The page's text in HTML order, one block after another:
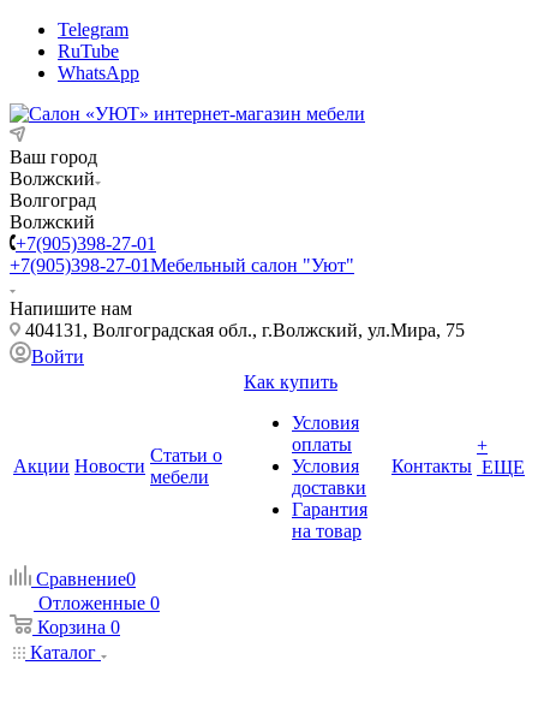
Telegram
RuTube
WhatsApp
Ваш город
Волжский
Волгоград
Волжский
+7(905)398-27-01
+7(905)398-27-01Мебельный салон "Уют"
Напишите нам
404131, Волгоградская обл., г.Волжский, ул.Мира, 75
Войти
Акции Новости
Статьи о
мебели
Как купить
Условия
оплаты
Условия
доставки
Гарантия
на товар
Контакты
+
ЕЩЕ
Сравнение0
Отложенные 0
Корзина 0
Каталог